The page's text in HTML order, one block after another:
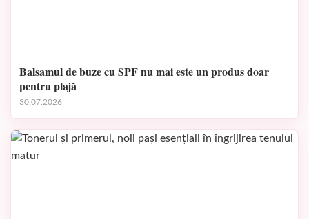
Balsamul de buze cu SPF nu mai este un produs doar
pentru plajă
30.07.2026